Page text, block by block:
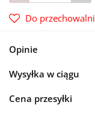
Do przechowalni
Opinie
Wysyłka w ciągu
Cena przesyłki